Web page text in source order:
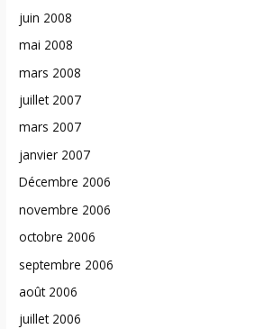
juin 2008
mai 2008
mars 2008
juillet 2007
mars 2007
janvier 2007
Décembre 2006
novembre 2006
octobre 2006
septembre 2006
août 2006
juillet 2006